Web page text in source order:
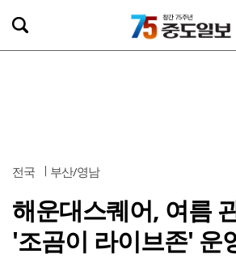
전국 부산/영남
해운대스퀘어, 여름
'조곰이 라이브존' 운